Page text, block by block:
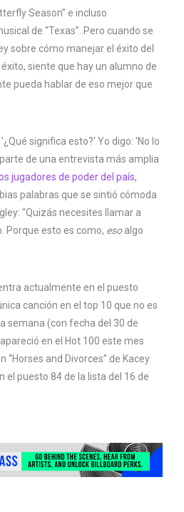
Season” e incluso
de “Texas”. Pero cuando se
sobre cómo manejar el éxito del
siente que hay un alumno de
pueda hablar de eso mejor que
significa esto?' Yo digo: 'No lo
de una entrevista más amplia
jugadores de poder del país,
palabras que se sintió cómoda
“Quizás necesites llamar a
Porque esto es como, esoalgo
actualmente en el puesto
canción en el top 10 que no es
semana (con fecha del 30 de
en el Hot 100 este mes
and Divorces” de Kacey
el puesto 84 de la lista del 16 de